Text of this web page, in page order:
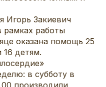
Игорь Закиевич
рамках работы
оказана помощь 25
детям.
в субботу в
производили